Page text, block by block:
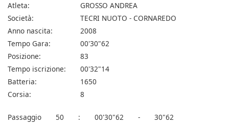
Atleta:
GROSSO ANDREA
Società:
TECRI NUOTO - CORNAREDO
Anno nascita:
2008
Tempo Gara:
00'30"62
Posizione:
83
Tempo iscrizione:
00'32"14
Batteria:
1650
Corsia:
8
Passaggio 50 : 00'30"62 - 30"62